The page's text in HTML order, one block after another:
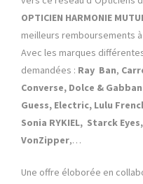
OPTICIEN HARMONIE
meilleurs remboursements
Avec les marques
demandées : Ray Ban,
Converse, Dolce &
Guess, Electric, Lulu
Sonia RYKIEL, Starck
VonZipper,…
Une offre éloborée en